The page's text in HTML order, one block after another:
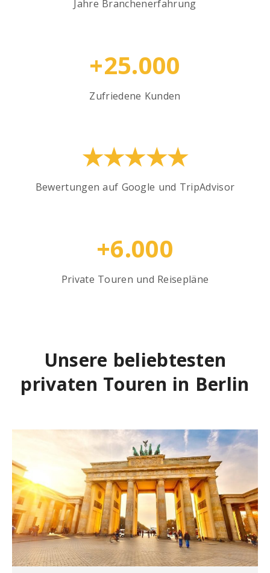
Jahre Branchenerfahrung
+25.000
Zufriedene Kunden
★★★★★
Bewertungen auf Google und TripAdvisor
+6.000
Private Touren und Reisepläne
Unsere beliebtesten
privaten Touren in Berlin